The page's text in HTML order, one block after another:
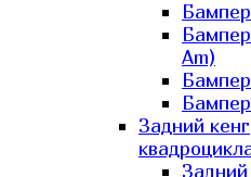
Am)
Задний